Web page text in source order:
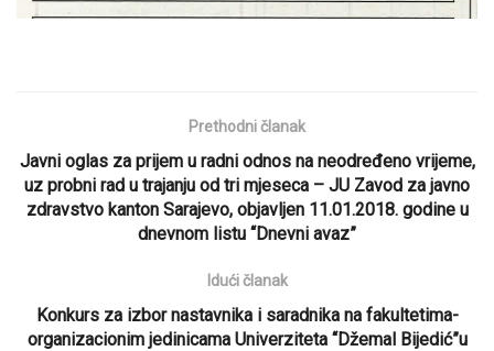
Prethodni članak
Javni oglas za prijem u radni odnos na neodređeno vrijeme,
uz probni rad u trajanju od tri mjeseca – JU Zavod za javno
zdravstvo kanton Sarajevo, objavljen 11.01.2018. godine u
dnevnom listu “Dnevni avaz”
Idući članak
Konkurs za izbor nastavnika i saradnika na fakultetima-
organizacionim jedinicama Univerziteta “Džemal Bijedić”u